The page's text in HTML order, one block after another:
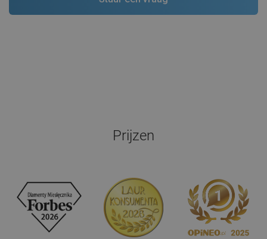
Prijzen